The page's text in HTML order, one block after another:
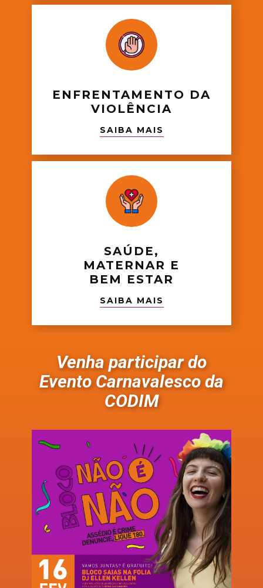
ENFRENTAMENTO DA
VIOLÊNCIA
SAIBA MAIS
SAÚDE,
MATERNAR E
BEM ESTAR
SAIBA MAIS
Venha participar do
Evento Carnavalesco da
CODIM